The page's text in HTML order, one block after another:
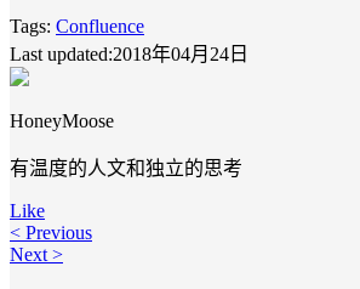
Tags: Confluence
Last updated:2018年04月24日
HoneyMoose
有温度的人文和独立的思考
Like
< Previous
Next >